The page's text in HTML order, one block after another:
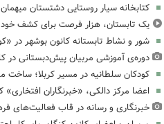
کتابخانه سیار روستایی دشتستان
یک تابستان، هزار فرصت برای کشف
شور و نشاط تابستانه کانون بوشهر در
دوره‌ی آموزشی مربیان پیش‌دبستانی در
کودکان سلطانیه در مسیر کربلا؛
اعضا مرکز دالکی، «خبرنگاران افتخاری»
خبرنگاری و رسانه در قاب فعالیت‌های